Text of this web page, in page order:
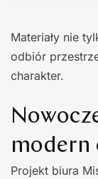
Materiały nie
odbiór
charakter.
modern
Projekt biura